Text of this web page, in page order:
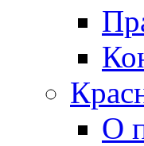
О